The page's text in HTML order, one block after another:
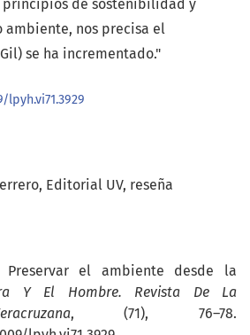
Editorial UV reseña
Preservar el ambiente desde la
Y El Hombre. Revista De La
, (71), 76–78.
principios de sostenibilidad y
nos precisa el
se ha incrementado."